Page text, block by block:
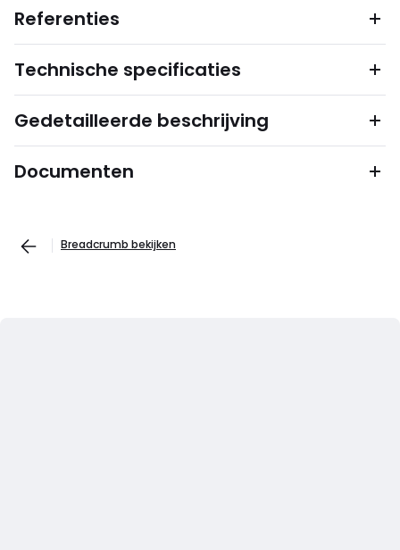
Referenties
Technische specificaties
Gedetailleerde beschrijving
Documenten
Breadcrumb bekijken